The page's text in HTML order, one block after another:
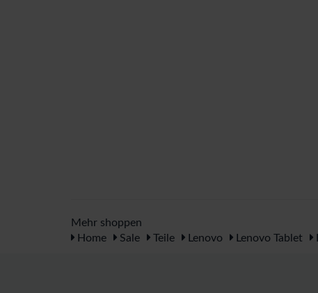
Mehr shoppen
Home
Sale Teile Lenovo Lenovo Tablet